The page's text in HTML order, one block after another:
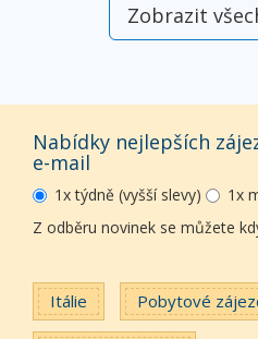
Zobrazit
Nabídky nejlepších
e-mail
1x týdně (vyšší slevy)
1x
Z odběru novinek se můžete
Itálie Pobytové